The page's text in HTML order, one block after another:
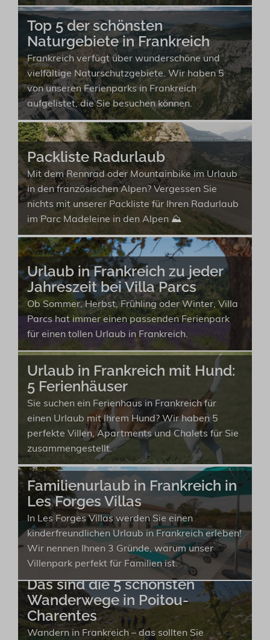
Top 5 der schönsten
Naturgebiete in Frankreich
Frankreich verfügt über wunderschöne und
vielfältige Naturschutzgebiete. Wir haben 5
von unseren Ferienparks in Frankreich
aufgelistet, die Sie besuchen können.
Packliste Radurlaub
Mit dem Rennrad oder Mountainbike im Urlaub
in den französischen Alpen? Vergessen Sie
nichts mit unserer Packliste für Ihren Radurlaub
im Parc Madeleine in den Alpen ⛰️
Urlaub in Frankreich zu jeder
Jahreszeit bei Villa Parcs
Ob Sommer, Herbst, Frühling oder Winter, Villa
Parcs hat immer einen passenden Ferienpark
für einen tollen Urlaub in Frankreich.
Urlaub in Frankreich mit Hund:
5 Ferienhäuser
Sie suchen ein Ferienhaus in Frankreich für
einen Urlaub mit Ihrem Hund? Wir haben 5
perfekte Villen, Apartments und Chalets für Sie
zusammengestellt.
Familienurlaub in Frankreich in
Les Forges Villas
In Les Forges Villas werden Sie einen
kinderfreundlichen Urlaub in Frankreich erleben!
Wir nennen Ihnen 3 Gründe, warum unser
Villenpark perfekt für Familien ist.
Das sind die 5 schönsten
Wanderwege in Poitou-
Charentes
Wandern in Frankreich – das sollten Sie